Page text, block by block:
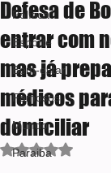
Política
Esporte
Bem-estar
Famosos
Mundo
Paraiba
Defesa de
entrar com
mas já
médicos
domiciliar
Avaliado com